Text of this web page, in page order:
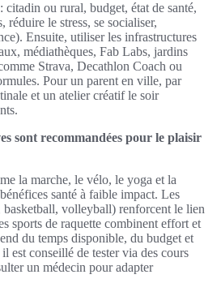
ou rural, budget, état de santé,
le stress, se socialiser,
Ensuite, utiliser les infrastructures
médiathèques, Fab Labs, jardins
Strava, Decathlon Coach ou
Pour un parent en ville, par
et un atelier créatif le soir
sont recommandées pour le plaisir
la marche, le vélo, le yoga et la
santé à faible impact. Les
volleyball) renforcent le lien
sports de raquette combinent effort et
du temps disponible, du budget et
est conseillé de tester via des cours
un médecin pour adapter